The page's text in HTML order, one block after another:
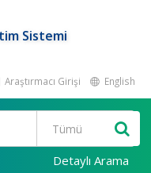
Sistemi
Araştırmacı Girişi English
Detaylı Arama